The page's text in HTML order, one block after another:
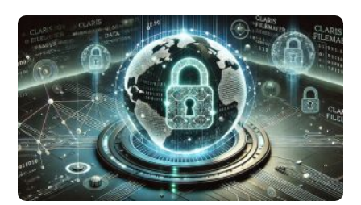
FileMaker 系統安全性
新 Claris FileMaker 2023
Claris Connect 流程自動化
新影片
FileMaker Go
FileMaker Pro